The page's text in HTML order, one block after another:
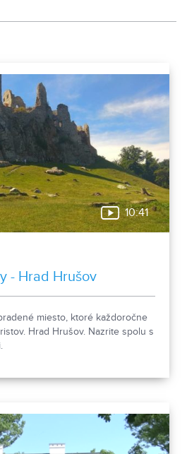
10:41
- Hrad Hrušov
miesto, ktoré každoročne
Hrad Hrušov. Nazrite spolu s